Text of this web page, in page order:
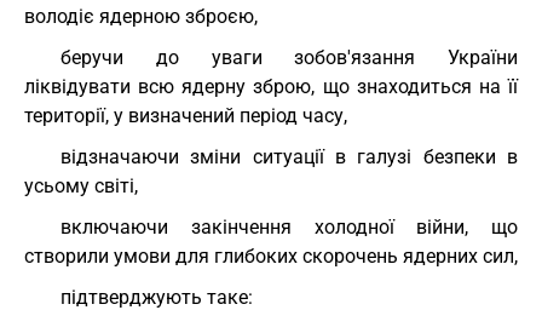
володіє ядерною зброєю,
беручи до уваги зобов'язання України
ліквідувати всю ядерну зброю, що знаходиться на її
території, у визначений період часу,
відзначаючи зміни ситуації в галузі безпеки в
усьому світі,
включаючи закінчення холодної війни, що
створили умови для глибоких скорочень ядерних сил,
підтверджують таке: